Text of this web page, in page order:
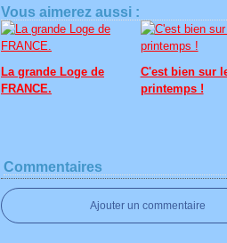
Vous aimerez aussi :
La grande Loge de
FRANCE.
C'est bien sur
printemps !
Commentaires
Ajouter un commentaire